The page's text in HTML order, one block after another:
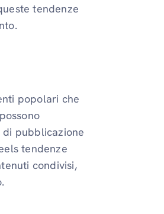
tendenze
popolari che
pubblicazione
tendenze
condivisi,